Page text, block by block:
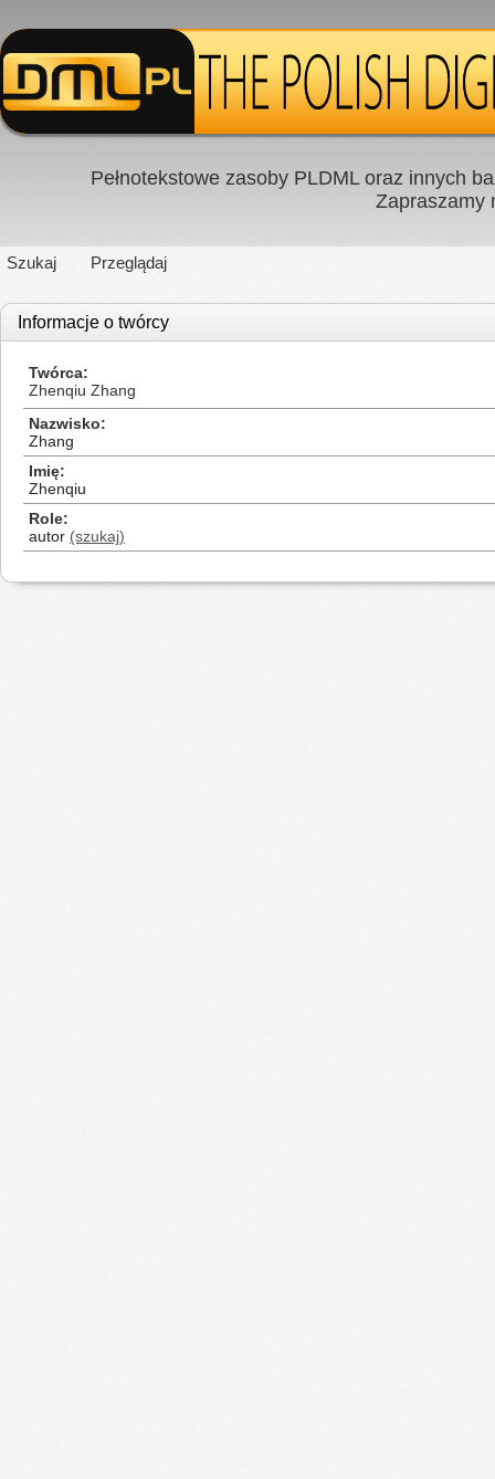
Pełnotekstowe zasoby PLDML oraz innych
Zapraszamy
Szukaj Przeglądaj
Informacje o twórcy
Twórca
Zhenqiu Zhang
Nazwisko
Zhang
Imię
Zhenqiu
Role
autor (szukaj)